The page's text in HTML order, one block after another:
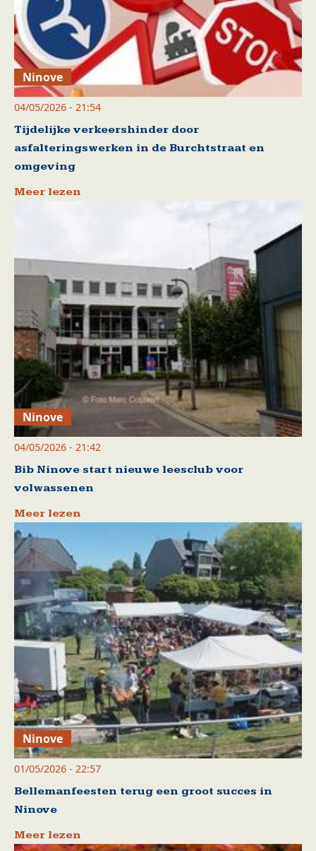
Ninove
04/05/2026 - 21:54
Tijdelijke verkeershinder door
asfalteringswerken in de Burchtstraat en
omgeving
Meer lezen
Ninove
04/05/2026 - 21:42
Bib Ninove start nieuwe leesclub voor
volwassenen
Meer lezen
Ninove
01/05/2026 - 22:57
Bellemanfeesten terug een groot succes in
Ninove
Meer lezen